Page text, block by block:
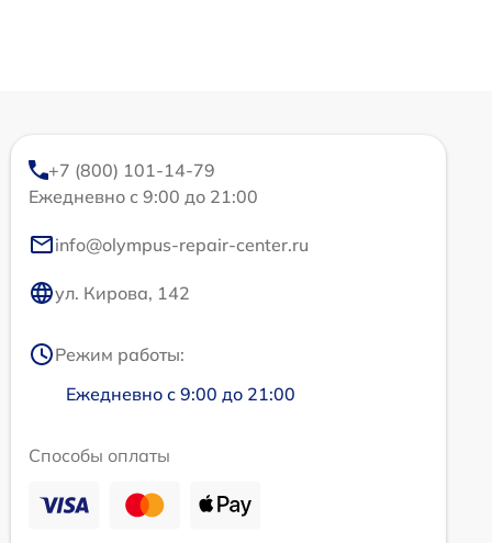
+7 (800) 101-14-79
Ежедневно с 9:00 до 21:00
info@olympus-repair-center.ru
ул. Кирова, 142
Режим работы:
Ежедневно с 9:00 до 21:00
Способы оплаты